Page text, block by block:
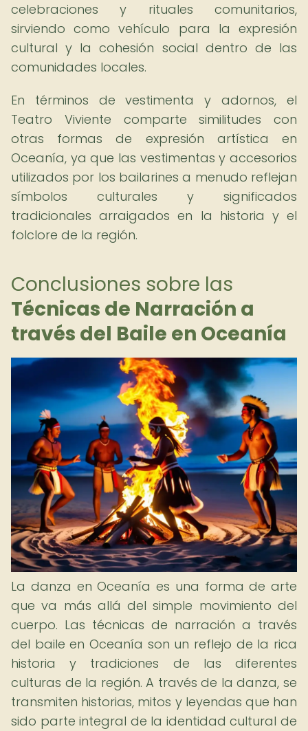
celebraciones y rituales comunitarios,
sirviendo como vehículo para la expresión
cultural y la cohesión social dentro de las
comunidades locales.
En términos de vestimenta y adornos, el
Teatro Viviente comparte similitudes con
otras formas de expresión artística en
Oceanía, ya que las vestimentas y accesorios
utilizados por los bailarines a menudo reflejan
símbolos culturales y significados
tradicionales arraigados en la historia y el
folclore de la región.
Conclusiones sobre las
Técnicas de Narración a
través del Baile en Oceanía
La danza en Oceanía es una forma de arte
que va más allá del simple movimiento del
cuerpo. Las técnicas de narración a través
del baile en Oceanía son un reflejo de la rica
historia y tradiciones de las diferentes
culturas de la región. A través de la danza, se
transmiten historias, mitos y leyendas que han
sido parte integral de la identidad cultural de